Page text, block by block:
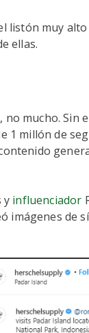
listón muy
ellas.
mucho. Sin
1 millón de
y influenciador
imágenes de